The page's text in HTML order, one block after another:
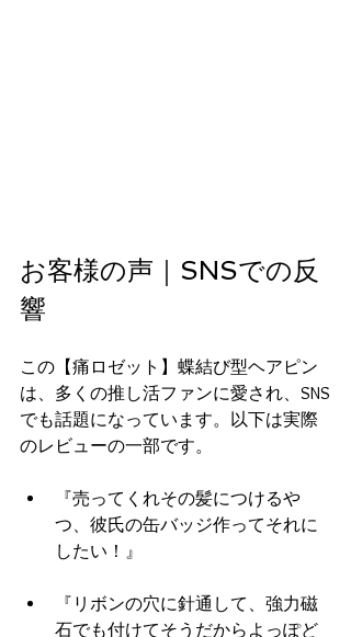
お客様の声｜SNSでの反
響
この【痛ロゼット】蝶結び型ヘアピン
は、多くの推し活ファンに愛され、SNS
でも話題になっています。以下は実際
のレビューの一部です。
『売ってくれその髪につけるや
つ、彼氏の缶バッジ作ってそれに
したい！』
『リボンの穴に針通して、強力磁
石でも付けてそうだからよっぽど